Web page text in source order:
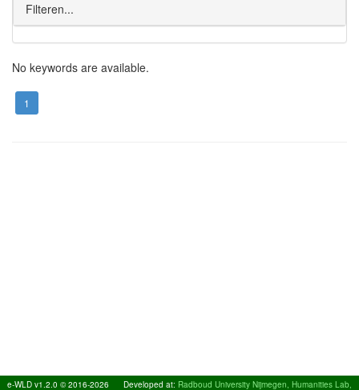
Filteren...
No keywords are available.
1
e-WLD v1.2.0 © 2016-2026 Developed at: Radboud University Nijmegen, Humanities Lab,